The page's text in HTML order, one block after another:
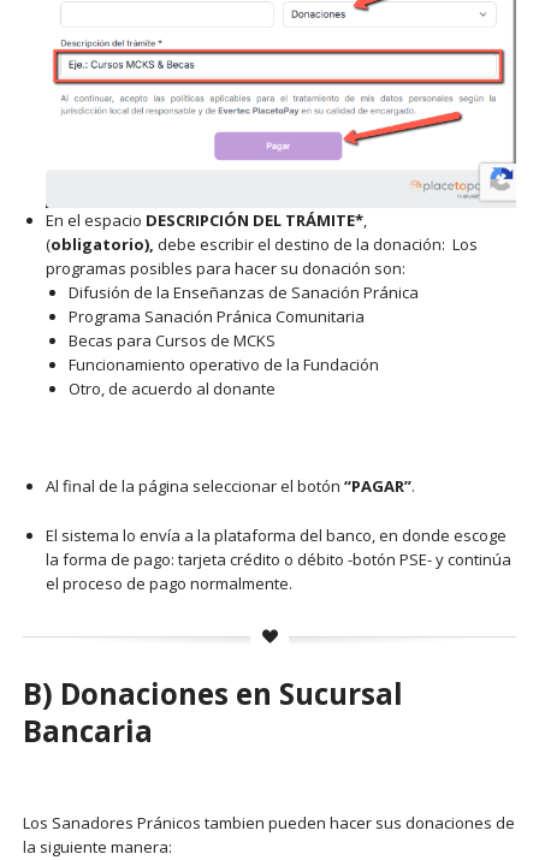
En el espacio DESCRIPCIÓN DEL TRÁMITE*,
(obligatorio), debe escribir el destino de la donación: Los
programas posibles para hacer su donación son:
Difusión de la Enseñanzas de Sanación Pránica
Programa Sanación Pránica Comunitaria
Becas para Cursos de MCKS
Funcionamiento operativo de la Fundación
Otro, de acuerdo al donante
Al final de la página seleccionar el botón “PAGAR”.
El sistema lo envía a la plataforma del banco, en donde escoge
la forma de pago: tarjeta crédito o débito -botón PSE- y continúa
el proceso de pago normalmente.
B) Donaciones en Sucursal
Bancaria
Los Sanadores Pránicos tambien pueden hacer sus donaciones de
la siguiente manera: